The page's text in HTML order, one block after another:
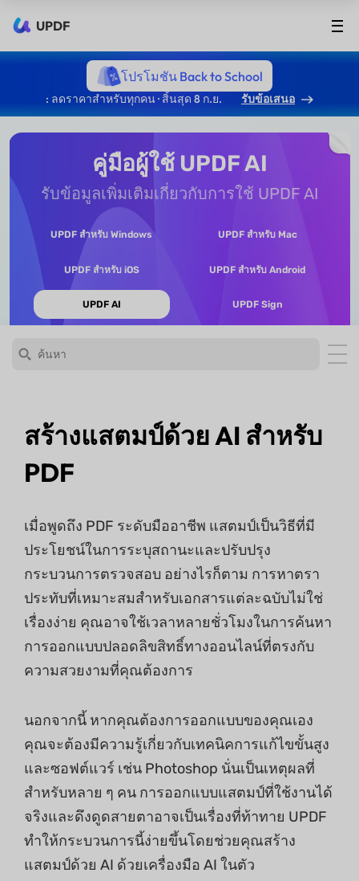
UPDF
โปรโมชัน Back to School
: ลดราคาสำหรับทุกคน · สิ้นสุด 8 ก.ย. รับข้อเสนอ
คู่มือผู้ใช้ UPDF AI
รับข้อมูลเพิ่มเติมเกี่ยวกับการใช้ UPDF AI
UPDF สำหรับ Windows UPDF สำหรับ Mac
UPDF สำหรับ iOS UPDF สำหรับ Android
UPDF AI UPDF Sign
สร้างแสตมป์ด้วย AI สำหรับ
PDF
เมื่อพูดถึง PDF ระดับมืออาชีพ แสตมป์เป็นวิธีที่มี
ประโยชน์ในการระบุสถานะและปรับปรุง
กระบวนการตรวจสอบ อย่างไรก็ตาม การหาตรา
ประทับที่เหมาะสมสําหรับเอกสารแต่ละฉบับไม่ใช่
เรื่องง่าย คุณอาจใช้เวลาหลายชั่วโมงในการค้นหา
การออกแบบปลอดลิขสิทธิ์ทางออนไลน์ที่ตรงกับ
ความสวยงามที่คุณต้องการ
นอกจากนี้ หากคุณต้องการออกแบบของคุณเอง
คุณจะต้องมีความรู้เกี่ยวกับเทคนิคการแก้ไขขั้นสูง
และซอฟต์แวร์ เช่น Photoshop นั่นเป็นเหตุผลที่
สําหรับหลาย ๆ คน การออกแบบแสตมป์ที่ใช้งานได้
จริงและดึงดูดสายตาอาจเป็นเรื่องที่ท้าทาย UPDF
ทําให้กระบวนการนี้ง่ายขึ้นโดยช่วยคุณสร้าง
แสตมป์ด้วย AI ด้วยเครื่องมือ AI ในตัว